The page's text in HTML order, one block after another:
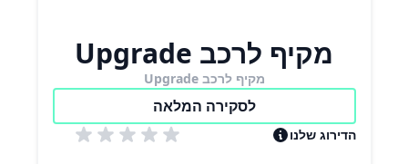
מקיף לרכב Upgrade
מקיף לרכב Upgrade
לסקירה המלאה
הדירוג שלנו